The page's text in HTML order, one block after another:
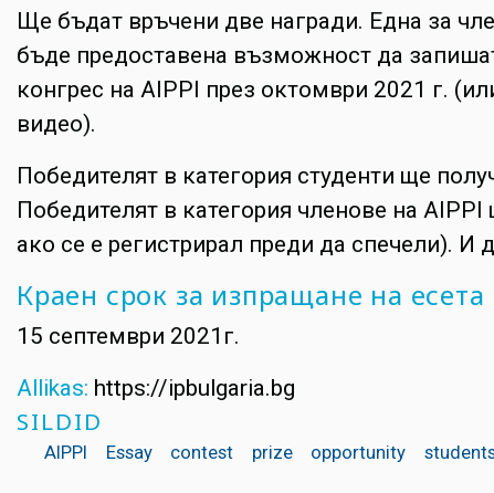
Ще бъдат връчени две награди. Една за
бъде предоставена възможност да
конгрес на AIPPI през октомври 2021 г.
видео).
Победителят в категория студенти ще
Победителят в категория членове на
ако се е регистрирал преди да спечели).
Краен срок за изпращане на
15 септември 2021г.
Allikas: https://ipbulgaria.bg
SILDID
AIPPI Essay contest prize opportunity